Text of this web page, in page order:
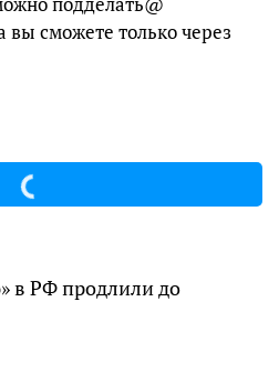
вы сможете только через
в РФ продлили до